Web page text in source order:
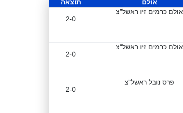
אולם
תוצאה
אולם כרמים זיו ראשל"צ
2-0
אולם כרמים זיו ראשל"צ
2-0
פרס נובל ראשל"צ
2-0